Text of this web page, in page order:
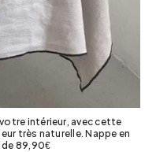
intérieur, avec cette
très naturelle. Nappe en
de 89,90€